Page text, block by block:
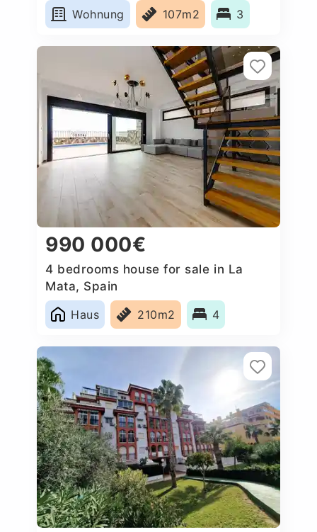
Wohnung
107m2 3
990 000€
4 bedrooms house for sale in La
Mata, Spain
Haus
210m2 4